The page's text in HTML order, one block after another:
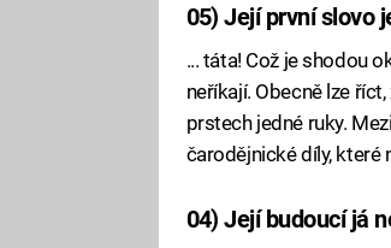
05) Její první slovo
... táta! Což je shodou
neříkají. Obecně lze
prstech jedné ruky.
čarodějnické díly, které
04) Její budoucí já